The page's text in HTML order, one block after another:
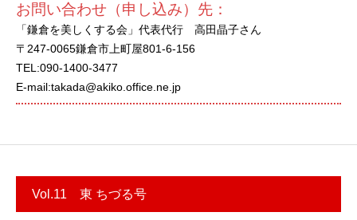
お問い合わせ（申し込み）先：
「鎌倉を美しくする会」代表代行 高田晶子さん
〒247-0065鎌倉市上町屋801-6-156
TEL:090-1400-3477
E-mail:takada@akiko.office.ne.jp
Vol.11 東 ちづる号